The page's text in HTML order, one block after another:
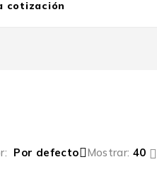
cotización
Por defecto Mostrar: 40